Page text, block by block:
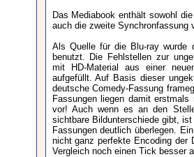
Das Mediabook enthält sowohl
auch die zweite Synchronfassung
Als Quelle für die Blu-ray wurde
benutzt. Die Fehlstellen zur
mit HD-Material aus einer
aufgefüllt. Auf Basis dieser
deutsche Comedy-Fassung
Fassungen liegen damit
vor! Auch wenn es an den
sichtbare Bildunterschiede gibt,
Fassungen deutlich überlegen.
nicht ganz perfekte Encoding der
Vergleich noch einen Tick besser